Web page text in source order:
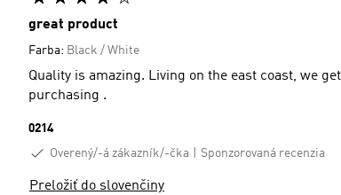
great product
Farba: Black / White
Quality is amazing. Living on the east coast, we
purchasing .
0214
Overený/-á zákazník/-čka
Sponzorovaná recenzia
Preložiť do slovenčiny